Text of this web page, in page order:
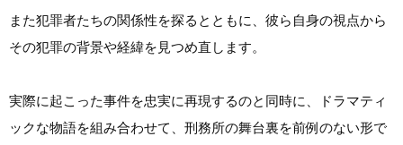
また犯罪者たちの関係性を探るとともに、彼ら自身の視点から
その犯罪の背景や経緯を見つめ直します。
実際に起こった事件を忠実に再現するのと同時に、ドラマティ
ックな物語を組み合わせて、刑務所の舞台裏を前例のない形で